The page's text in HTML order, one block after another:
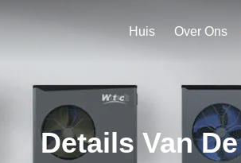
Huis Over Ons
Details Van